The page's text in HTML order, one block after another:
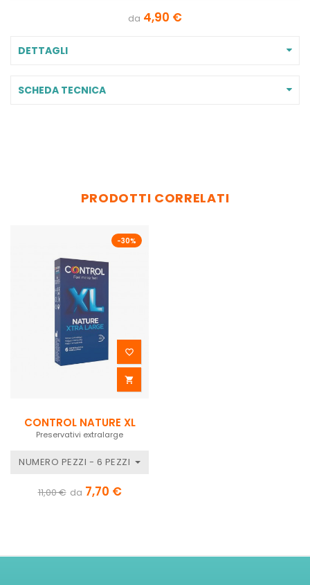
da 4,90 €
DETTAGLI
SCHEDA TECNICA
PRODOTTI CORRELATI
-30%


CONTROL NATURE XL
Preservativi extralarge
NUMERO PEZZI - 6 PEZZI
11,00 € da 7,70 €